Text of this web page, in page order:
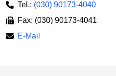
Tel.: (030) 90173-4040
Fax: (030) 90173-4041
E-Mail